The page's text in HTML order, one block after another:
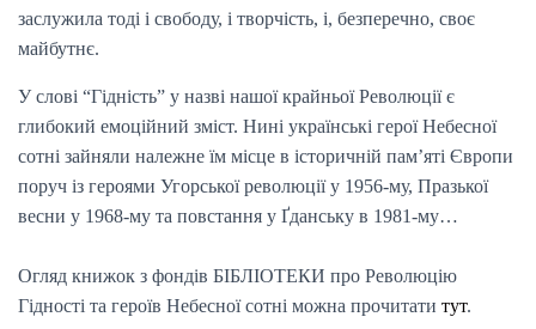
заслужила тоді і свободу, і творчість, і, безперечно, своє
майбутнє.
У слові “Гідність” у назві нашої крайньої Революції є
глибокий емоційний зміст. Нині українські герої Небесної
сотні зайняли належне їм місце в історичній пам’яті Європи
поруч із героями Угорської революції у 1956-му, Празької
весни у 1968-му та повстання у Ґданську в 1981-му…
Огляд книжок з фондів БІБЛІОТЕКИ про Революцію
Гідності та героїв Небесної сотні можна прочитати тут.